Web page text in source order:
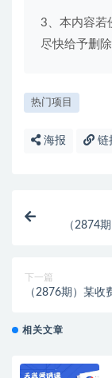
3、本内容若
尽快给予删除
热门项目
海报 链
（2874
下一篇
（2876期）某收
相关文章